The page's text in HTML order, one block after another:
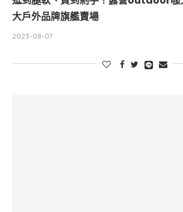
大戶外品牌旗艦賣場
2023-08-07